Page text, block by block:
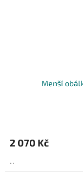
Menší
2 070 Kč
...